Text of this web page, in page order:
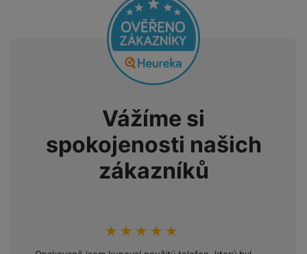
Vážíme si
spokojenosti našich
zákazníků
hodnoceni_zakazniku
100 %